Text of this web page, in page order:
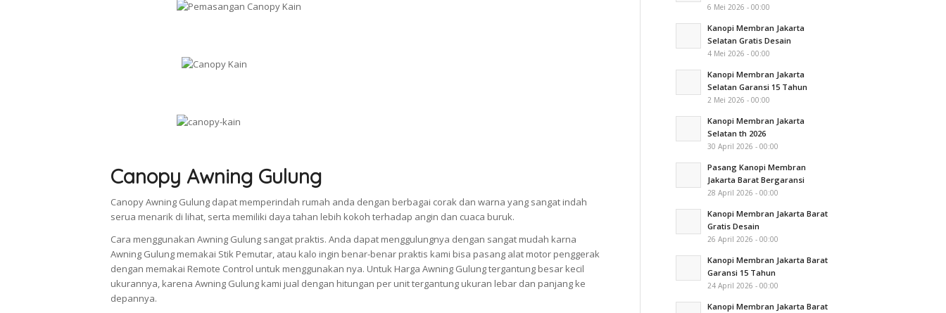
Canopy Awning Gulung
Canopy Awning Gulung dapat memperindah rumah anda dengan berbagai corak dan warna yang sangat indah
serua menarik di lihat, serta memiliki daya tahan lebih kokoh terhadap angin dan cuaca buruk.
Cara menggunakan Awning Gulung sangat praktis. Anda dapat menggulungnya dengan sangat mudah karna
Awning Gulung memakai Stik Pemutar, atau kalo ingin benar-benar praktis kami bisa pasang alat motor penggerak
dengan memakai Remote Control untuk menggunakan nya. Untuk Harga Awning Gulung tergantung besar kecil
ukurannya, karena Awning Gulung kami jual dengan hitungan per unit tergantung ukuran lebar dan panjang ke
depannya.
6 Mei 2026 - 00:00
Kanopi Membran Jakarta
Selatan Gratis Desain
4 Mei 2026 - 00:00
Kanopi Membran Jakarta
Selatan Garansi 15 Tahun
2 Mei 2026 - 00:00
Kanopi Membran Jakarta
Selatan th 2026
30 April 2026 - 00:00
Pasang Kanopi Membran
Jakarta Barat Bergaransi
28 April 2026 - 00:00
Kanopi Membran Jakarta Barat
Gratis Desain
26 April 2026 - 00:00
Kanopi Membran Jakarta Barat
Garansi 15 Tahun
24 April 2026 - 00:00
Kanopi Membran Jakarta Barat